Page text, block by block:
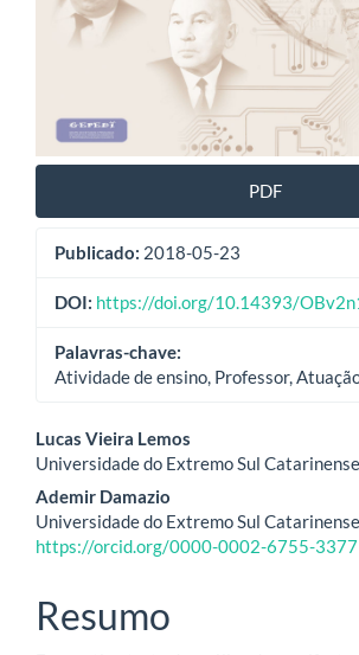
PDF
Publicado: 2018-05-23
DOI: https://doi.org/10.14393/
Palavras-chave:
Atividade de ensino, Professor,
Conteúdo
do
artigo
principal
Lucas Vieira Lemos
Universidade do Extremo Sul
Ademir Damazio
Universidade do Extremo Sul
https://orcid.org/0000-0002-6755-3377
Resumo